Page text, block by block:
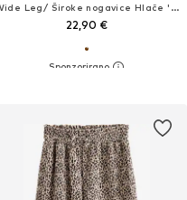
Wide Leg/ Široke nogavice Hlače 'NKFLINNA'
22,90 €